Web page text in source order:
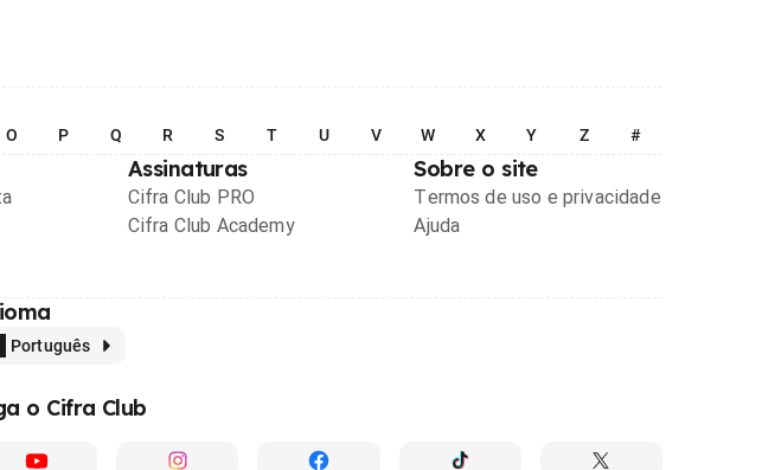
O P Q R S T U V W X Y Z #
Assinaturas
Cifra Club PRO
Cifra Club Academy
Sobre o site
Termos de uso e privacidade
Ajuda
Português
o Cifra Club